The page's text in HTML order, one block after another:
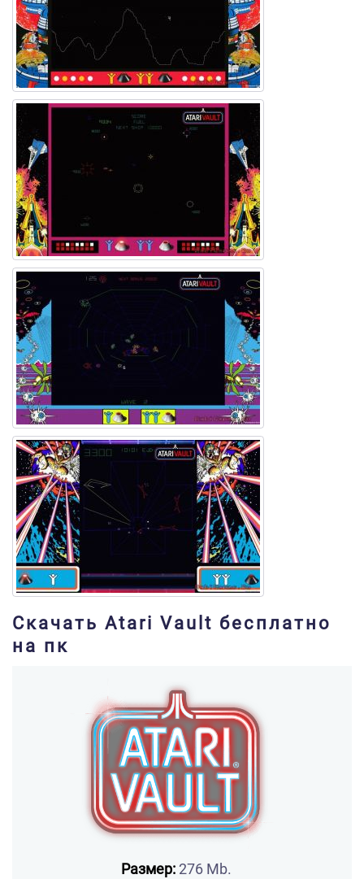
Скачать Atari Vault бесплатно
на пк
Размер: 276 Mb.